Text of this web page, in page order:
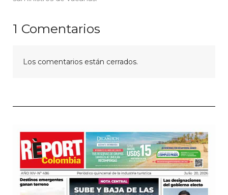
1 Comentarios
Los comentarios están cerrados.